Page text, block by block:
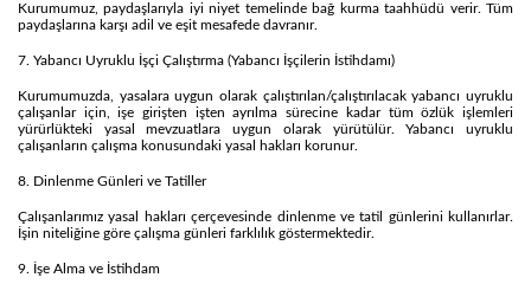
Kurumumuz, paydaşlarıyla iyi niyet temelinde bağ kurma taahhüdü verir. Tüm
paydaşlarına karşı adil ve eşit mesafede davranır.
7. Yabancı Uyruklu İşçi Çalıştırma (Yabancı İşçilerin İstihdamı)
Kurumumuzda, yasalara uygun olarak çalıştırılan/çalıştırılacak yabancı uyruklu
çalışanlar için, işe girişten işten ayrılma sürecine kadar tüm özlük işlemleri
yürürlükteki yasal mevzuatlara uygun olarak yürütülür. Yabancı uyruklu
çalışanların çalışma konusundaki yasal hakları korunur.
8. Dinlenme Günleri ve Tatiller
Çalışanlarımız yasal hakları çerçevesinde dinlenme ve tatil günlerini kullanırlar.
İşin niteliğine göre çalışma günleri farklılık göstermektedir.
9. İşe Alma ve İstihdam